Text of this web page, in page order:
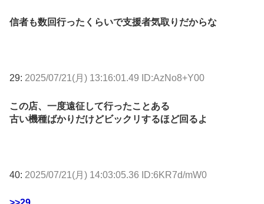
信者も数回行ったくらいで支援者気取りだからな
29: 2025/07/21(月) 13:16:01.49 ID:AzNo8+Y00
この店、一度遠征して行ったことある
古い機種ばかりだけどビックリするほど回るよ
40: 2025/07/21(月) 14:03:05.36 ID:6KR7d/mW0